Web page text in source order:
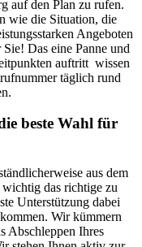
auf den Plan zu rufen.
wie die Situation, die
Angeboten
Das eine Panne und
auftritt wissen
täglich rund
beste Wahl für
aus dem
das richtige zu
Unterstützung dabei
Wir kümmern
Abschleppen Ihres